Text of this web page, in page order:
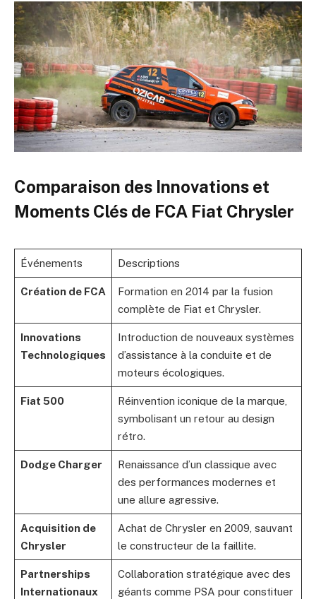
Comparaison des Innovations et
Moments Clés de FCA Fiat Chrysler
Événements Descriptions
Création de FCA
Formation en 2014 par la fusion
complète de Fiat et Chrysler.
Innovations
Technologiques
Introduction de nouveaux systèmes
d’assistance à la conduite et de
moteurs écologiques.
Fiat 500
Réinvention iconique de la marque,
symbolisant un retour au design
rétro.
Dodge Charger
Renaissance d’un classique avec
des performances modernes et
une allure agressive.
Acquisition de
Chrysler
Achat de Chrysler en 2009, sauvant
le constructeur de la faillite.
Partnerships
Internationaux
Collaboration stratégique avec des
géants comme PSA pour constituer